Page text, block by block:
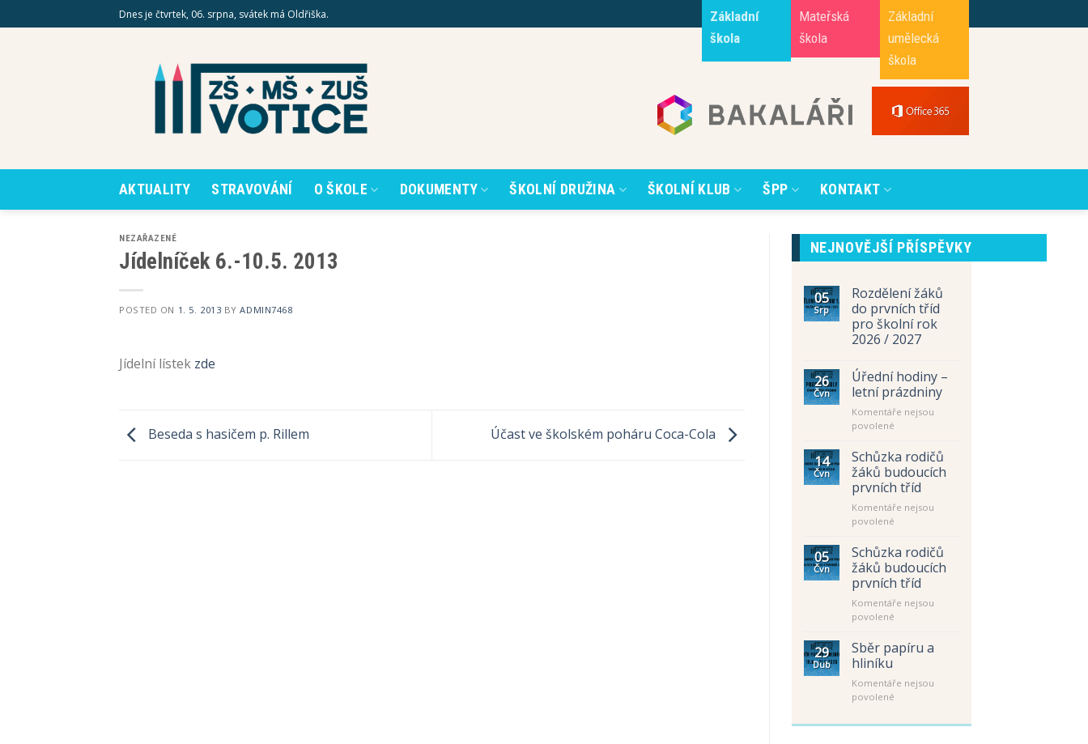
to
Dnes je čtvrtek, 06. srpna, svátek má Oldřiška.
Mateřská
škola
Základní
škola
Základní
umělecká
škola
AKTUALITY STRAVOVÁNÍ O ŠKOLE DOKUMENTY ŠKOLNÍ DRUŽINA ŠKOLNÍ KLUB ŠPP KONTAKT
NEZAŘAZENÉ
Jídelníček 6.-10.5. 2013
POSTED ON 1. 5. 2013 BYADMIN7468
Jídelní lístek zde
Beseda s hasičem p. Rillem Účast ve školském poháru Coca-Cola
NEJNOVĚJŠÍ PŘÍSPĚVKY
05
Srp
Rozdělení žáků
do prvních tříd
pro školní rok
2026 / 2027
26
Čvn
Úřední hodiny –
letní prázdniny
Komentáře nejsou
povolenéu
s
názvem
Úřední
hodiny
–
letní
14
Čvn
Schůzka rodičů
žáků budoucích
prvních tříd
Komentáře nejsou
povolenéu
s
názvem
Schůzka
rodičů
žáků
budoucích
tříd
05
Čvn
Schůzka rodičů
žáků budoucích
prvních tříd
Komentáře nejsou
povolenéu
s
názvem
rodičů
žáků
prvních
29
Dub
Sběr papíru a
hliníku
Komentáře nejsou
povolenéu
s